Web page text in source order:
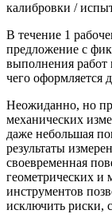
калибровки /
В течение 1
предложение с
выполнения работ
чего оформляется
Неожиданно, но
механических
даже небольшая
результаты
своевременная
геометрических и
инструментов
исключить риски,